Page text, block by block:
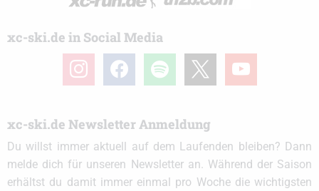
xc-ski.de in Social Media
instagramfacebook spotify youtube
xc-ski.de Newsletter Anmeldung
Du willst immer aktuell auf dem Laufenden bleiben? Dann
melde dich für unseren Newsletter an. Während der Saison
erhältst du damit immer einmal pro Woche die wichtigsten